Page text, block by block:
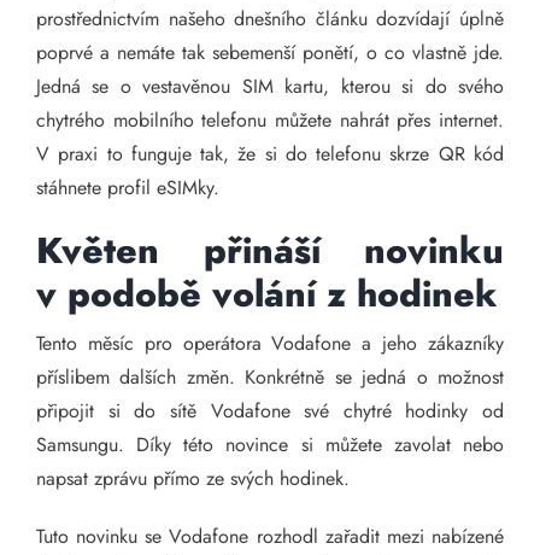
prostřednictvím našeho dnešního článku dozvídají úplně
poprvé a nemáte tak sebemenší ponětí, o co vlastně jde.
Jedná se o vestavěnou SIM kartu, kterou si do svého
chytrého mobilního telefonu můžete nahrát přes internet.
V praxi to funguje tak, že si do telefonu skrze QR kód
stáhnete profil eSIMky.
Květen přináší novinku
v podobě volání z hodinek
Tento měsíc pro operátora Vodafone a jeho zákazníky
příslibem dalších změn. Konkrétně se jedná o možnost
připojit si do sítě Vodafone své chytré hodinky od
Samsungu. Díky této novince si můžete zavolat nebo
napsat zprávu přímo ze svých hodinek.
Tuto novinku se Vodafone rozhodl zařadit mezi nabízené